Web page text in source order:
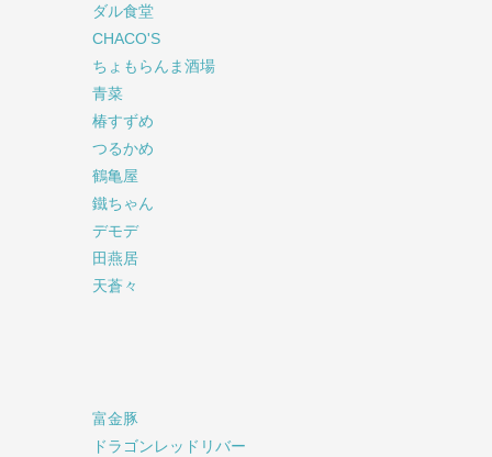
ダル食堂
CHACO'S
ちょもらんま酒場
青菜
椿すずめ
つるかめ
鶴亀屋
鐵ちゃん
デモデ
田燕居
天蒼々
富金豚
ドラゴンレッドリバー